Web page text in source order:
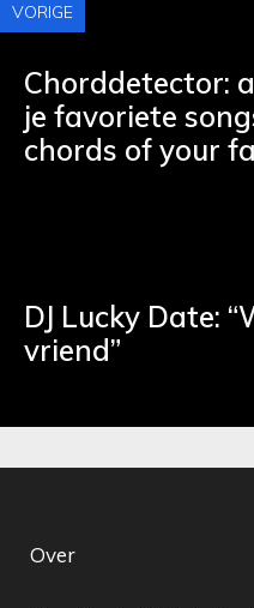
VORIGE
Chorddetector:
je favoriete
chords of your
DJ Lucky Date:
vriend”
Over